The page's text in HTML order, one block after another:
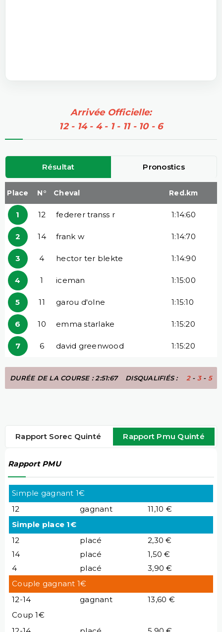
Arrivée Officielle:
12 - 14 - 4 - 1 - 11 - 10 - 6
Résultat Pronostics
Place N° Cheval Red.km
1 12 federer transs r 1:14:60
2 14 frank w 1:14:70
3 4 hector ter blekte 1:14:90
4 1 iceman 1:15:00
5 11 garou d'olne 1:15:10
6 10 emma starlake 1:15:20
7 6 david greenwood 1:15:20
DURÉE DE LA COURSE : 2:51:67 DISQUALIFIÉS : 2- 3- 5
Rapport Sorec Quinté Rapport Pmu Quinté
Rapport PMU
Simple gagnant 1€
12
gagnant
11,10 €
Simple place 1€
12
placé
2,30 €
14
placé
1,50 €
4
placé
3,90 €
Couple gagnant 1€
12-14
gagnant
13,60 €
Coup 1€